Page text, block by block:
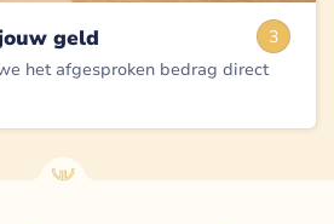
3
geld
het afgesproken bedrag direct